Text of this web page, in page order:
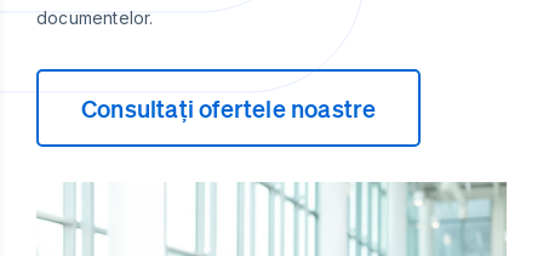
documentelor.
Consultați ofertele noastre